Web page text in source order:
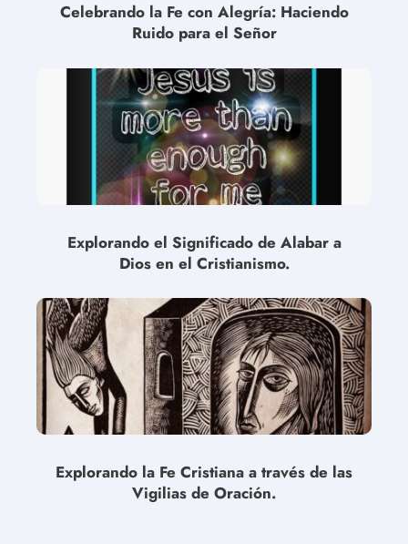
Celebrando la Fe con Alegría: Haciendo
Ruido para el Señor
Explorando el Significado de Alabar a
Dios en el Cristianismo.
Explorando la Fe Cristiana a través de las
Vigilias de Oración.